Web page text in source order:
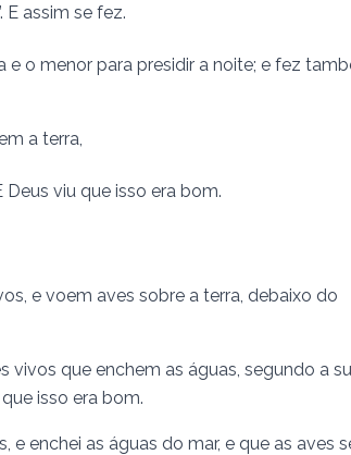
assim se fez.
e o menor para presidir a noite; e fez
a terra,
viu que isso era bom.
e voem aves sobre a terra, debaixo do
que enchem as águas, segundo a
isso era bom.
e enchei as águas do mar, e que as aves